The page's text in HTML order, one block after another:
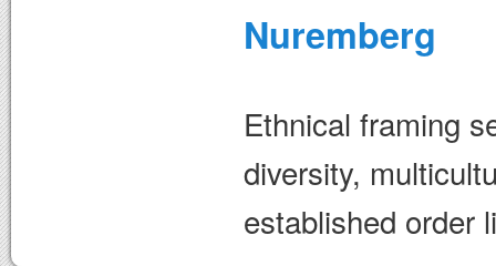
Nuremberg
Ethnical framing
diversity,
established